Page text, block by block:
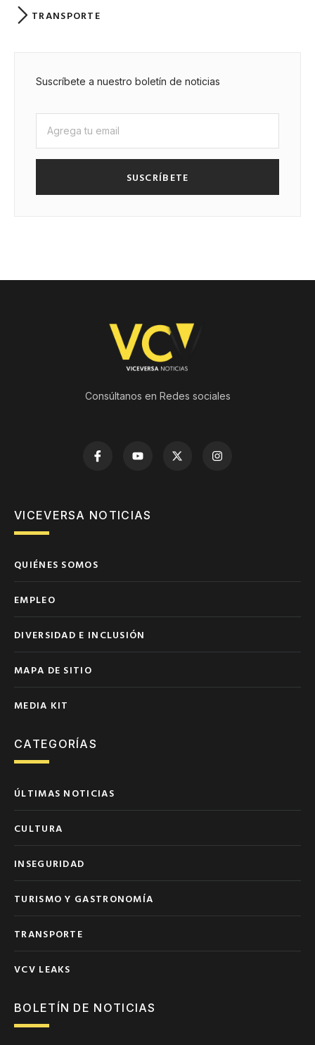
TRANSPORTE
Suscríbete a nuestro boletín de noticias
SUSCRÍBETE
Consúltanos en Redes sociales
VICEVERSA NOTICIAS
QUIÉNES SOMOS
EMPLEO
DIVERSIDAD E INCLUSIÓN
MAPA DE SITIO
MEDIA KIT
CATEGORÍAS
ÚLTIMAS NOTICIAS
CULTURA
INSEGURIDAD
TURISMO Y GASTRONOMÍA
TRANSPORTE
VCV LEAKS
BOLETÍN DE NOTICIAS